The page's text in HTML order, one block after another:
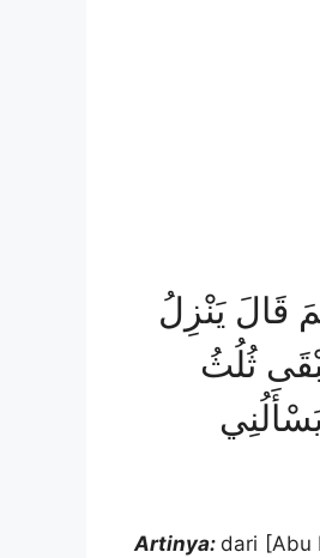
قَالَ يَنْزِلُ
ثُلُثُ
Artinya: dari [Abu